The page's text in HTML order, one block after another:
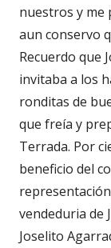
nuestros y me
aun conservo
Recuerdo que
invitaba a los
ronditas de
que freía y
Terrada. Por
beneficio del
vendeduria de
Joselito